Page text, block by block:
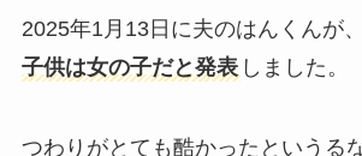
2025年1月13日に夫のはんくんが、
子供は女の子だと発表 しました。
つわりがとても酷かったというる